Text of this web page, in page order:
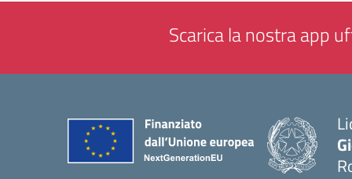
Scarica la nostra app